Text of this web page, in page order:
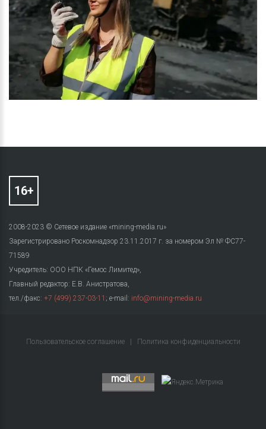
2008-2023 © Сетевое издание «mining-media.ru»
Зарегистрировано Роскомнадзор 23.11.2017 г. за номером Эл № ФС77-
71589
Учредитель: ООО НПК «Гемос Лимитед»,
Главный редактор: Е.В. Анистратова,
тел./факс: +7 (499) 237-03-11 ; e-mail: info@mining-media.ru
Пользовательское соглашение Политика конфиденциальности